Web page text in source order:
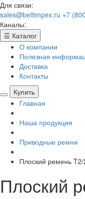
Для связи:
sales@beltimpex.ru +7
Каналы:
☰ Каталог
О компании
Полезная
Доставка
Контакты
Купить
Главная
Наша продукция
Приводные ремни
Плоский ремень T2/
Плоский